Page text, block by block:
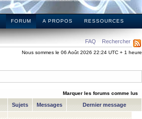
FORUM A PROPOS RESSOURCES
FAQ Rechercher
Nous sommes le 06 Août 2026 22:24 UTC + 1 heure
Marquer les forums comme lus
Sujets Messages Dernier message